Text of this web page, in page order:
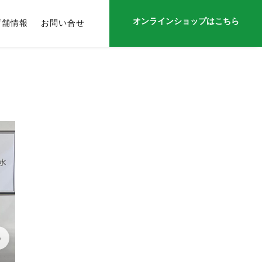
舗情報 お問い合せ オンラインショップはこちら